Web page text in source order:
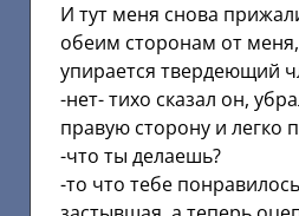
И тут меня снова
обеим сторонам от
упирается твердеющий
-нет- тихо сказал он,
правую сторону и легко
-что ты делаешь?
-то что тебе